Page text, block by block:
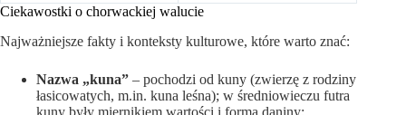
Ciekawostki o chorwackiej walucie
Najważniejsze fakty i konteksty kulturowe, które warto znać:
Nazwa „kuna” – pochodzi od kuny (zwierzę z rodziny
łasicowatych, m.in. kuna leśna); w średniowieczu futra